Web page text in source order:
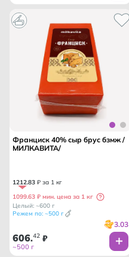
Франциск 40% сыр брус бзмж /
МИЛКАВИТА/
1212.83 ₽ за 1 кг
1099.63 ₽ мин. цена за 1 кг
Целый: ~600 г
Режем по: ~500 г
3.03
606.42 ₽
~500 г